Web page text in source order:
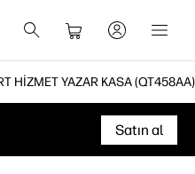
HIZMET YAZAR KASA (QT458AA)
Destek
Satın al